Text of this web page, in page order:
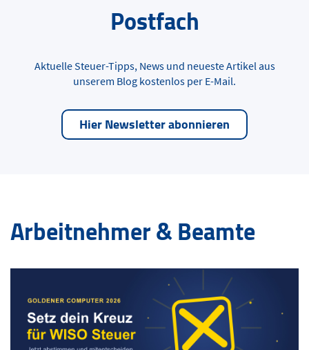
Postfach
Aktuelle Steuer-Tipps, News und neueste Artikel aus
unserem Blog kostenlos per E-Mail.
Hier Newsletter abonnieren
Arbeitnehmer & Beamte